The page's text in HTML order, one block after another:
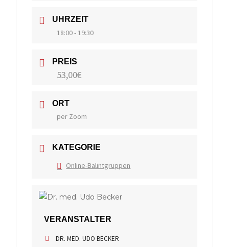
UHRZEIT
18:00 - 19:30
PREIS
53,00€
ORT
per Zoom
KATEGORIE
Online-Balintgruppen
VERANSTALTER
DR. MED. UDO BECKER